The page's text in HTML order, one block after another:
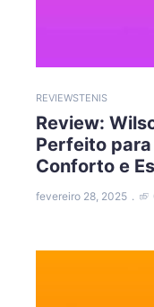
REVIEWSTENIS
Review:
Perfeito
Conforto e
fevereiro 28, 2025